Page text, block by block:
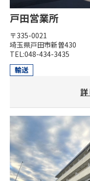
戸田営業所
〒335-0021
埼玉県戸田市新曽430
TEL:048-434-3435
輸送
詳